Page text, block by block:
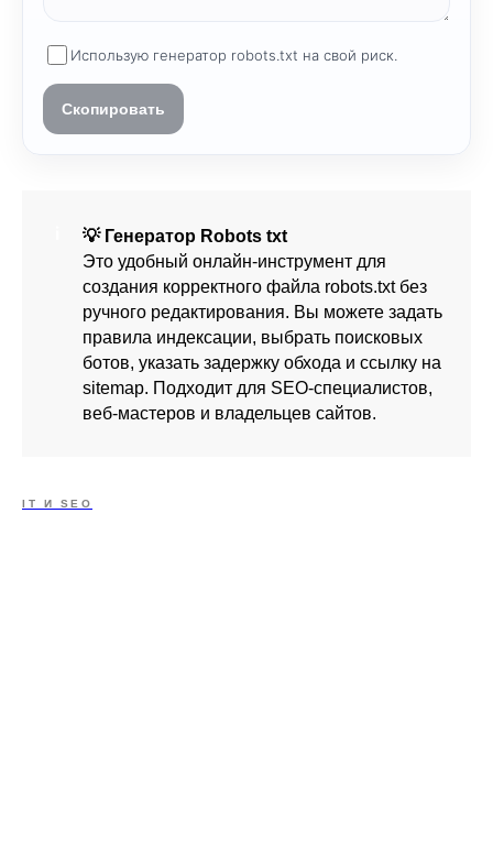
Использую генератор robots.txt на свой риск.
Скопировать
💡 Генератор Robots txt
Это удобный онлайн-инструмент для
создания корректного файла robots.txt без
ручного редактирования. Вы можете задать
правила индексации, выбрать поисковых
ботов, указать задержку обхода и ссылку на
sitemap. Подходит для SEO-специалистов,
веб-мастеров и владельцев сайтов.
IT И SEO